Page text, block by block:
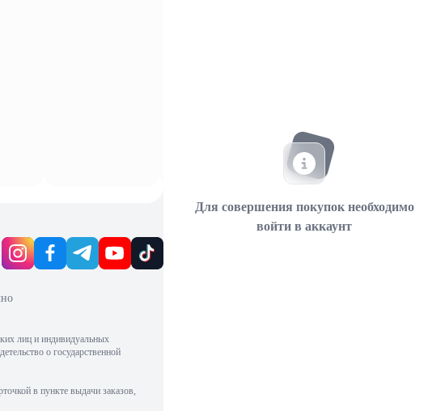
лиц и индивидуальных
о государственной
в пункте выдачи заказов,
Для совершения покупок необходимо
войти в аккаунт